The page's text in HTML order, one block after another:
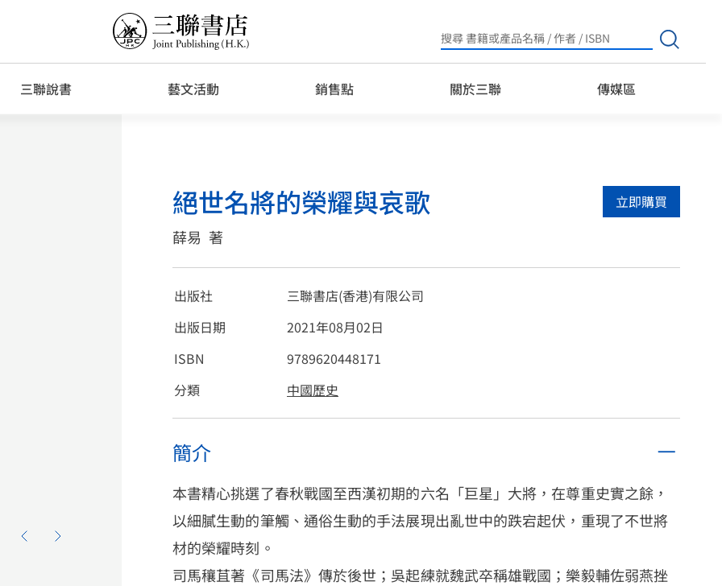
Search
for:
三聯說書 藝文活動 銷售點 關於三聯 傳媒區
絕世名將的榮耀與哀歌
薛易 著
立即購買
出版社
三聯書店(香港)有限公司
出版日期
2021年08月02日
ISBN
9789620448171
分類
中國歷史
簡介
本書精心挑選了春秋戰國至西漢初期的六名「巨星」大將，在尊重史實之餘，
以細膩生動的筆觸、通俗生動的手法展現出亂世中的跌宕起伏，重現了不世將
材的榮耀時刻。
司馬穰苴著《司馬法》傳於後世；吳起練就魏武卒稱雄戰國；樂毅輔佐弱燕挫